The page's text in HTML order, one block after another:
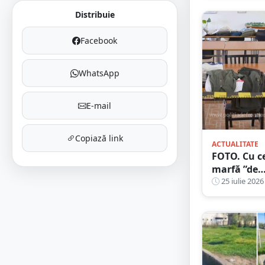
Distribuie
Facebook
WhatsApp
E-mail
Copiază link
lanț, în
municipiul
Satu Mare.
lovit trei
în miez de
noapte
ACTUALITATE
FOTO. Cu
marfă ”de
fițe” a fost
prins un
șofer pe
șoselele
județului
Satu Mare
25 iulie 2026